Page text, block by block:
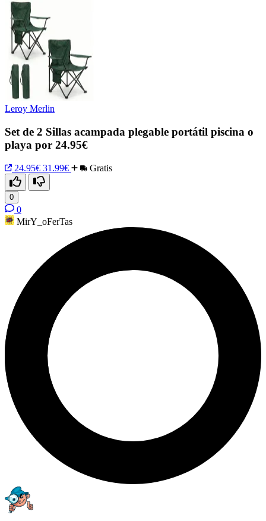
Leroy Merlin
Set de 2 Sillas acampada plegable portátil piscina o
playa por 24.95€
24.95€ 31.99€ Gratis
0
0
MirY_oFerTas